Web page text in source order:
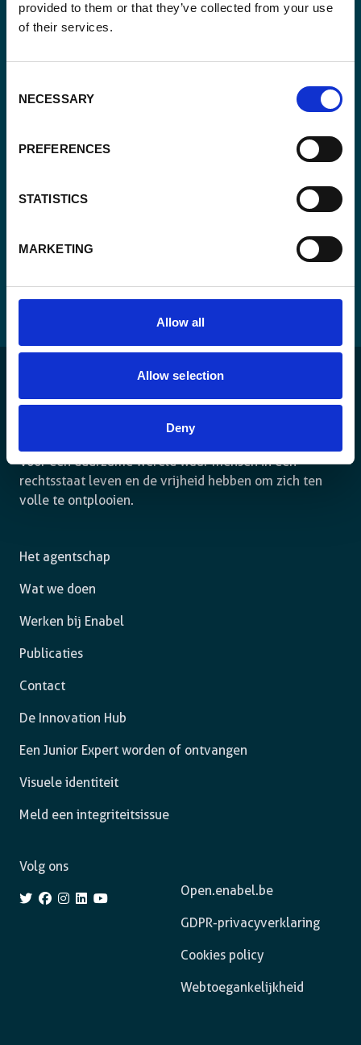
provided to them or that they’ve collected from your use
of their services.
Selection
NECESSARY
PREFERENCES
STATISTICS
MARKETING
Allow all
Allow selection
Deny
Email
ik
me
Ja, ik schrijf me in.
Voor een duurzame wereld waar mensen in een
rechtsstaat leven en de vrijheid hebben om zich ten
volle te ontplooien.
Het agentschap
Wat we doen
Werken bij Enabel
Publicaties
Contact
De Innovation Hub
Een Junior Expert worden of ontvangen
Visuele identiteit
Meld een integriteitsissue
Open.enabel.be
GDPR-privacyverklaring
Cookies policy
Webtoegankelijkheid
Volg ons